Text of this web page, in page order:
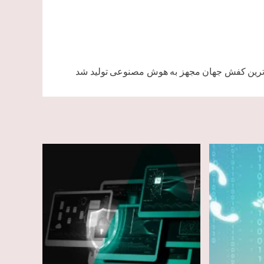
کفش جهان مجهز به هوش مصنوعی تولید شد